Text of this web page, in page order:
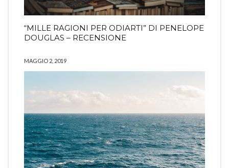
“MILLE RAGIONI PER ODIARTI” DI PENELOPE
DOUGLAS – RECENSIONE
MAGGIO 2, 2019